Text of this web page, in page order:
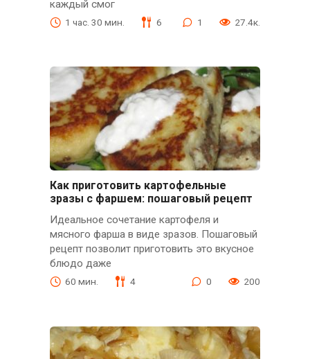
каждый смог
1 час. 30 мин. 6 1 27.4к.
Как приготовить картофельные
зразы с фаршем: пошаговый рецепт
Идеальное сочетание картофеля и
мясного фарша в виде зразов. Пошаговый
рецепт позволит приготовить это вкусное
блюдо даже
60 мин. 4 0 200